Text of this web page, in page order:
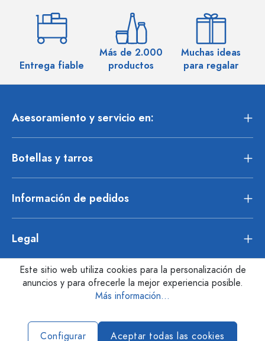
Entrega fiable
Más de 2.000
productos
Muchas ideas
para regalar
Asesoramiento y servicio en:
Botellas y tarros
Información de pedidos
Legal
Este sitio web utiliza cookies para la personalización de
anuncios y para ofrecerle la mejor experiencia posible.
Más información...
Configurar Aceptar todas las cookies